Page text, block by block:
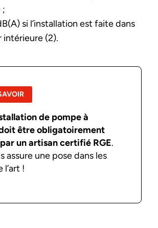
;
si l’installation est faite dans
intérieure (2).
de pompe à
être obligatoirement
un artisan certifié RGE.
assure une pose dans les
l’art !